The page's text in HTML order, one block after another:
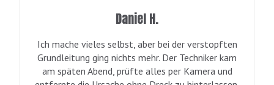
Daniel H.
Ich mache vieles selbst, aber bei der verstopften
Grundleitung ging nichts mehr. Der Techniker kam
am späten Abend, prüfte alles per Kamera und